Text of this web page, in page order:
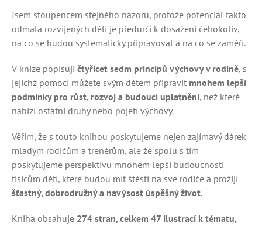
Jsem stoupencem stejného názoru, protože potenciál takto
odmala rozvíjených dětí je předurčí k dosažení čehokoliv,
na co se budou systematicky připravovat a na co se zaměří.
V knize popisuji čtyřicet sedm principů výchovy v rodině, s
jejichž pomocí můžete svým dětem připravit mnohem lepší
podmínky pro růst, rozvoj a budoucí uplatnění, než které
nabízí ostatní druhy nebo pojetí výchovy.
Věřím, že s touto knihou poskytujeme nejen zajímavý dárek
mladým rodičům a trenérům, ale že spolu s tím
poskytujeme perspektivu mnohem lepší budoucnosti
tisícům dětí, které budou mít štěstí na své rodiče a prožijí
šťastný, dobrodružný a navýsost úspěšný život.
Kniha obsahuje 274 stran, celkem 47 ilustrací k tématu,